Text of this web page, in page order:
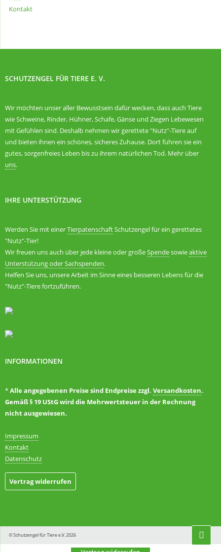
Kontakt
SCHUTZENGEL FÜR TIERE E. V.
Wir möchten unser aller Bewusstsein dafür wecken, dass auch Tiere
wie Schweine, Rinder, Hühner, Schafe, Gänse und Ziegen Lebewesen
mit Gefühlen sind. Deshalb nehmen wir gerettete "Nutz"-Tiere auf
und bieten ihnen ein schönes, sicheres Zuhause. Dort führen sie ein
gutes, sorgenfreies Leben bis zu ihrem natürlichen Tod. Mehr über
uns.
IHRE UNTERSTÜTZUNG
Werden Sie mit einerTierpatenschaftSchutzengel für ein gerettetes
"Nutz"-Tier!
Wir freuen uns auch über jede kleine oder großeSpendesowieaktive
Unterstützung oder Sachspenden.
Helfen Sie uns, unsere Arbeit im Sinne eines besseren Lebens für die
"Nutz"-Tiere fortzuführen.
INFORMATIONEN
*Alle angegebenen Preise sind Endpreise zzgl. Versandkosten.
Gemäß § 19 UStG wird die Mehrwertsteuer in der Rechnung
nicht ausgewiesen.
Impressum
Kontakt
Datenschutz
Vertrag widerrufen
© Schutzengel für Tiere e.V. 2026